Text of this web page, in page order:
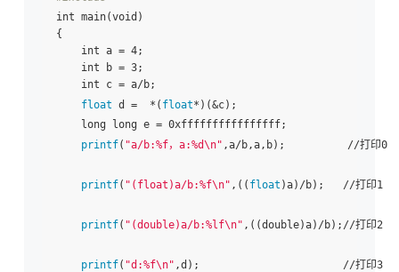
int main(void)
{
int a = 4;
int b = 3;
int c = a/b;
float d =  *( float*)(&c);
long long e = 0xffffffffffffffff;
printf( "a/b:%f，a:%d\n" ,a/b,a,b);          //打印0
printf( "(float)a/b:%f\n" ,(( float )a)/b);   //打印1
printf( "(double)a/b:%lf\n" ,((double)a)/b);//打印2
printf( "d:%f\n" ,d);                       //打印3